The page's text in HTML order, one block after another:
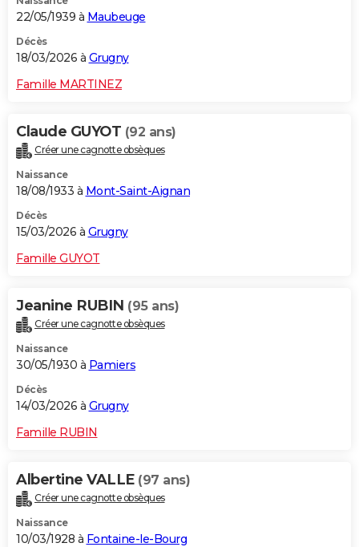
22/05/1939 à Maubeuge
Décès
18/03/2026 à Grugny
Famille MARTINEZ
Claude GUYOT (92 ans)
Créer une cagnotte obsèques
Naissance
18/08/1933 à Mont-Saint-Aignan
Décès
15/03/2026 à Grugny
Famille GUYOT
Jeanine RUBIN (95 ans)
Créer une cagnotte obsèques
Naissance
30/05/1930 à Pamiers
Décès
14/03/2026 à Grugny
Famille RUBIN
Albertine VALLE (97 ans)
Créer une cagnotte obsèques
Naissance
10/03/1928 à Fontaine-le-Bourg